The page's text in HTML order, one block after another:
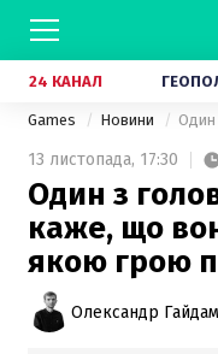
24 КАНАЛ
Games Новини
13 листопада, 17:30
Один з
каже, що
якою грою
Олександр